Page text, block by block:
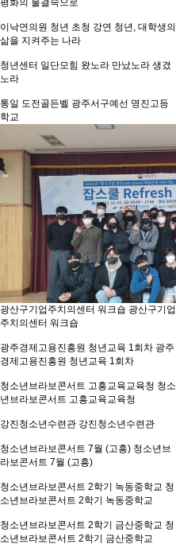
평화의 물결속으로
이낙연의원 청년 초청 강연 청년, 대학생의
삶을 지켜주는 나라
청년센터 일단모힘 왔노라 만났노라 생겼
노라
통일 도전골든벨 광주서구예선 명진고등
학교
광산구기업주치의센터 워크숍 광산구기업
주치의센터 워크숍
광주경제고용진흥원 청년교육 1회차 광주
경제고용진흥원 청년교육 1회차
청소년브라보콘서트 고흥교육교육청 청소
년브라보콘서트 고흥교육교육청
강진청소년수련관 강진청소년수련관
청소년브라보콘서트 7월 (고흥) 청소년브
라보콘서트 7월 (고흥)
청소년브라보콘서트 2학기 녹동중학교 청
소년브라보콘서트 2학기 녹동중학교
청소년브라보콘서트 2학기 금산중학교 청
소년브라보콘서트 2학기 금산중학교